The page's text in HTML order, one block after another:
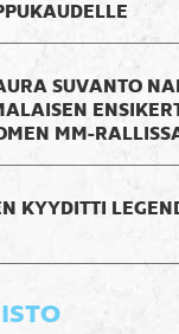
SUVANTO
MM-
KYYDITTI